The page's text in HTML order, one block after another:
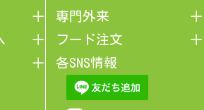
専門外来
フード注文
各SNS情報